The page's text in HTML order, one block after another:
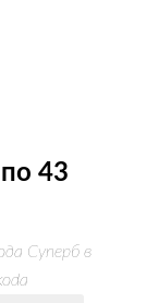
43
Суперб в